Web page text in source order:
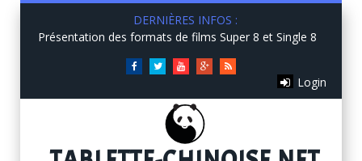
DERNIÈRES INFOS :
Présentation des formats de films Super 8 et Single 8
FacebookTwitterYou
Google+RSS
Login